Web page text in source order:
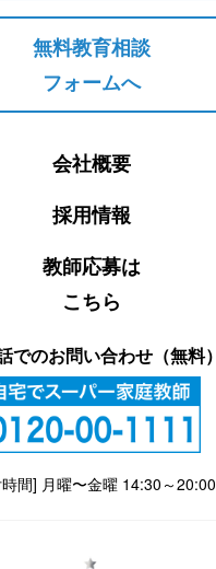
無料教育相談
フォームへ
会社概要
採用情報
教師応募は
こちら
でのお問い合わせ（無料）
間] 月曜〜金曜 14:30～20:00